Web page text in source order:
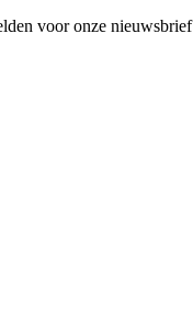
voor onze nieuwsbrief